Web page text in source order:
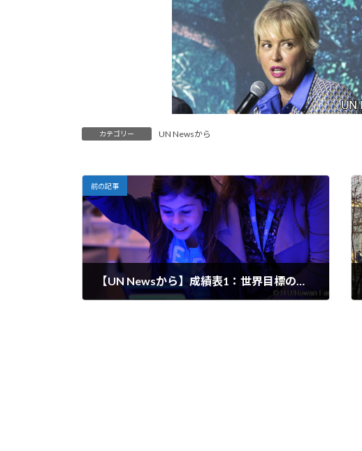
カテゴリー UN Newsから
前の記事
【UN Newsから】成績表1：世界目標の期限まであと半分